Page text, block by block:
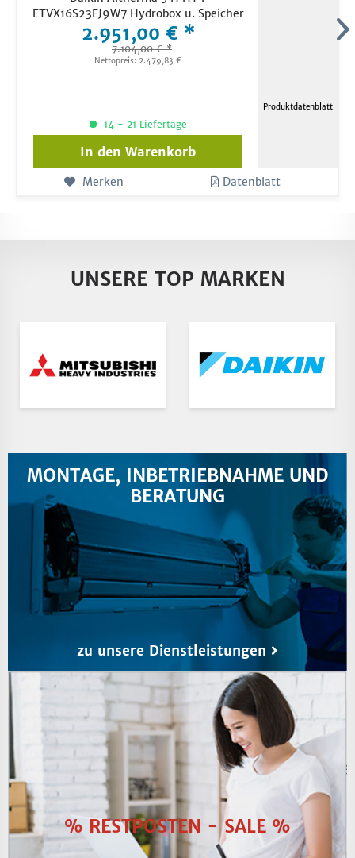
ETVX16S23EJ9W7 Hydrobox u. Speicher
230 Liter mit...
2.951,00 € *
7.104,00 € *
Nettopreis: 2.479,83 €
Produktdatenblatt
14 - 21 Liefertage
In den Warenkorb
Merken Datenblatt
UNSERE TOP MARKEN
MONTAGE, INBETRIEBNAHME UND
BERATUNG
zu unsere Dienstleistungen
% RESTPOSTEN - SALE %